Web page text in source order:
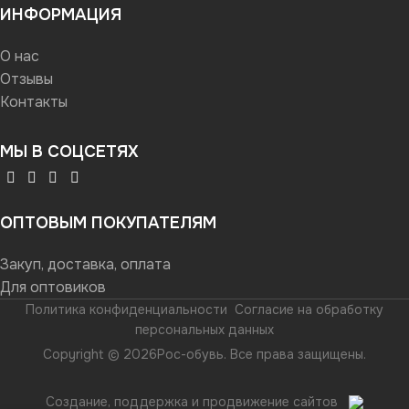
ИНФОРМАЦИЯ
О нас
Отзывы
Контакты
МЫ В СОЦСЕТЯХ
ОПТОВЫМ ПОКУПАТЕЛЯМ
Закуп, доставка, оплата
Для оптовиков
Политика конфиденциальности Согласие на обработку
персональных данных
Copyright © 2026Рос-обувь. Все права защищены.
Создание, поддержка и продвижение сайтов